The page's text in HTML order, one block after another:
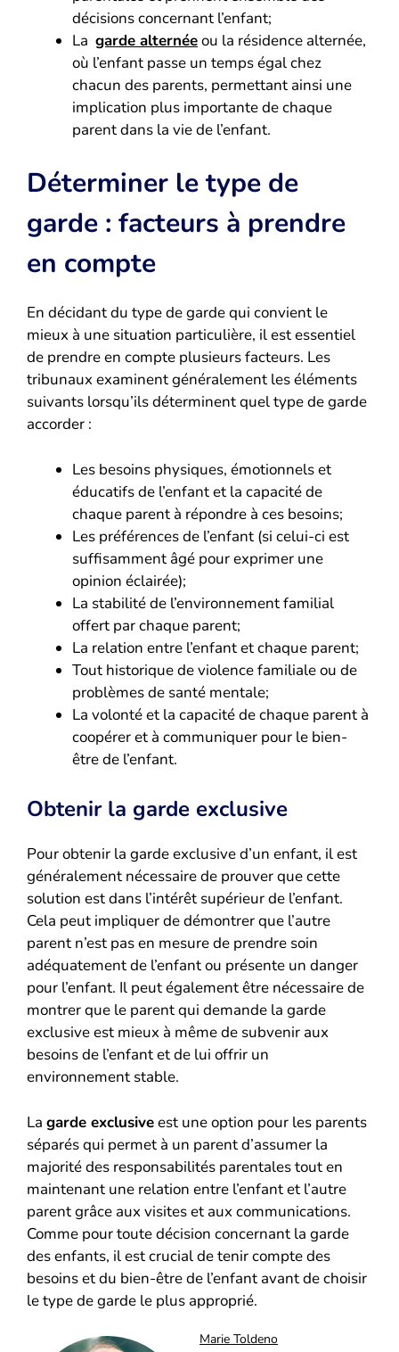
décisions concernant l’enfant;
La garde alternéeou la résidence alternée,
où l’enfant passe un temps égal chez
chacun des parents, permettant ainsi une
implication plus importante de chaque
parent dans la vie de l’enfant.
Déterminer le type de
garde : facteurs à prendre
en compte
En décidant du type de garde qui convient le
mieux à une situation particulière, il est essentiel
de prendre en compte plusieurs facteurs. Les
tribunaux examinent généralement les éléments
suivants lorsqu’ils déterminent quel type de garde
accorder :
Les besoins physiques, émotionnels et
éducatifs de l’enfant et la capacité de
chaque parent à répondre à ces besoins;
Les préférences de l’enfant (si celui-ci est
suffisamment âgé pour exprimer une
opinion éclairée);
La stabilité de l’environnement familial
offert par chaque parent;
La relation entre l’enfant et chaque parent;
Tout historique de violence familiale ou de
problèmes de santé mentale;
La volonté et la capacité de chaque parent à
coopérer et à communiquer pour le bien-
être de l’enfant.
Obtenir la garde exclusive
Pour obtenir la garde exclusive d’un enfant, il est
généralement nécessaire de prouver que cette
solution est dans l’intérêt supérieur de l’enfant.
Cela peut impliquer de démontrer que l’autre
parent n’est pas en mesure de prendre soin
adéquatement de l’enfant ou présente un danger
pour l’enfant. Il peut également être nécessaire de
montrer que le parent qui demande la garde
exclusive est mieux à même de subvenir aux
besoins de l’enfant et de lui offrir un
environnement stable.
La garde exclusiveest une option pour les parents
séparés qui permet à un parent d’assumer la
majorité des responsabilités parentales tout en
maintenant une relation entre l’enfant et l’autre
parent grâce aux visites et aux communications.
Comme pour toute décision concernant la garde
des enfants, il est crucial de tenir compte des
besoins et du bien-être de l’enfant avant de choisir
le type de garde le plus approprié.
Marie Toldeno